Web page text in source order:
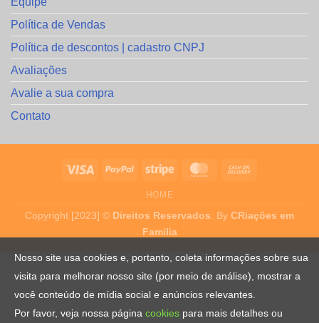
Política de Vendas
Política de descontos | cadastro CNPJ
Avaliações
Avalie a sua compra
Contato
HOME
Copyright [2023] © Direitos Reservados . By CRiações em
Familia
Nosso site usa cookies e, portanto, coleta informações sobre sua
visita para melhorar nosso site (por meio de análise), mostrar a
você conteúdo de mídia social e anúncios relevantes.
Por favor, veja nossa página cookies para mais detalhes ou